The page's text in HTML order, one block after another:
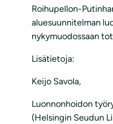
Roihupellon-
aluesuunnitelman
nykymuodossaan
Lisätietoja:
Keijo Savola,
Luonnonhoidon
(Helsingin Seudun